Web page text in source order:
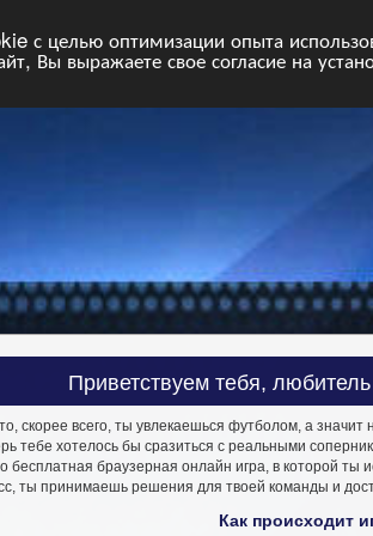
целью оптимизации опыта
Вы выражаете свое согласие на
Приветствуем тебя,
скорее всего, ты увлекаешься футболом, а
хотелось бы сразиться с реальными
бесплатная браузерная онлайн игра, в которой
ты принимаешь решения для твоей команды и
Как происходит